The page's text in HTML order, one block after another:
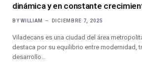
dinámica y en constante
BY WILLIAM DICIEMBRE 7, 2025
Viladecans es una ciudad del área
destaca por su equilibrio entre modernidad,
desarrollo…